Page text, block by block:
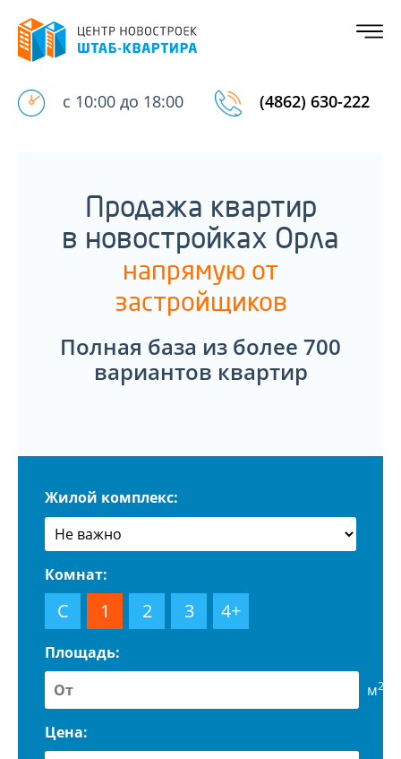
с 10:00 до 18:00 (4862) 630-222
Продажа квартир
в новостройках Орла
напрямую от
застройщиков
Полная база из более 700
вариантов квартир
Жилой комплекс:
Комнат:
С 1 2 3 4+
Площадь:
м2
Цена: